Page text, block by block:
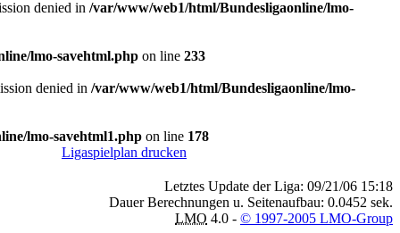
denied in /var/www/web1/html/Bundesligaonline/lmo-
lmo-savehtml.phpon line 233
denied in /var/www/web1/html/Bundesligaonline/lmo-
lmo-savehtml1.phpon line 178
Ligaspielplan drucken
Letztes Update der Liga: 09/21/06 15:18
Dauer Berechnungen u. Seitenaufbau: 0.0452 sek.
LMO 4.0 - © 1997-2005 LMO-Group